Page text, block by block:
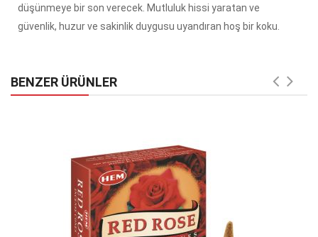
düşünmeye bir son verecek. Mutluluk hissi yaratan ve
güvenlik, huzur ve sakinlik duygusu uyandıran hoş bir koku.
BENZER ÜRÜNLER